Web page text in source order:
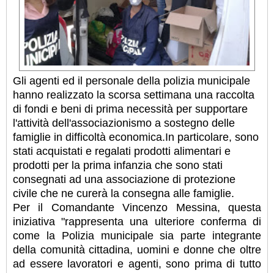
Gli agenti ed il personale della polizia municipale
hanno realizzato la scorsa settimana una raccolta
di fondi e beni di prima necessità per supportare
l'attività dell'associazionismo a sostegno delle
famiglie in difficoltà economica.In particolare, sono
stati acquistati e regalati prodotti alimentari e
prodotti per la prima infanzia che sono stati
consegnati ad una associazione di protezione
civile che ne curerà la consegna alle famiglie.
Per il Comandante Vincenzo Messina, questa
iniziativa "rappresenta una ulteriore conferma di
come la Polizia municipale sia parte integrante
della comunità cittadina, uomini e donne che oltre
ad essere lavoratori e agenti, sono prima di tutto